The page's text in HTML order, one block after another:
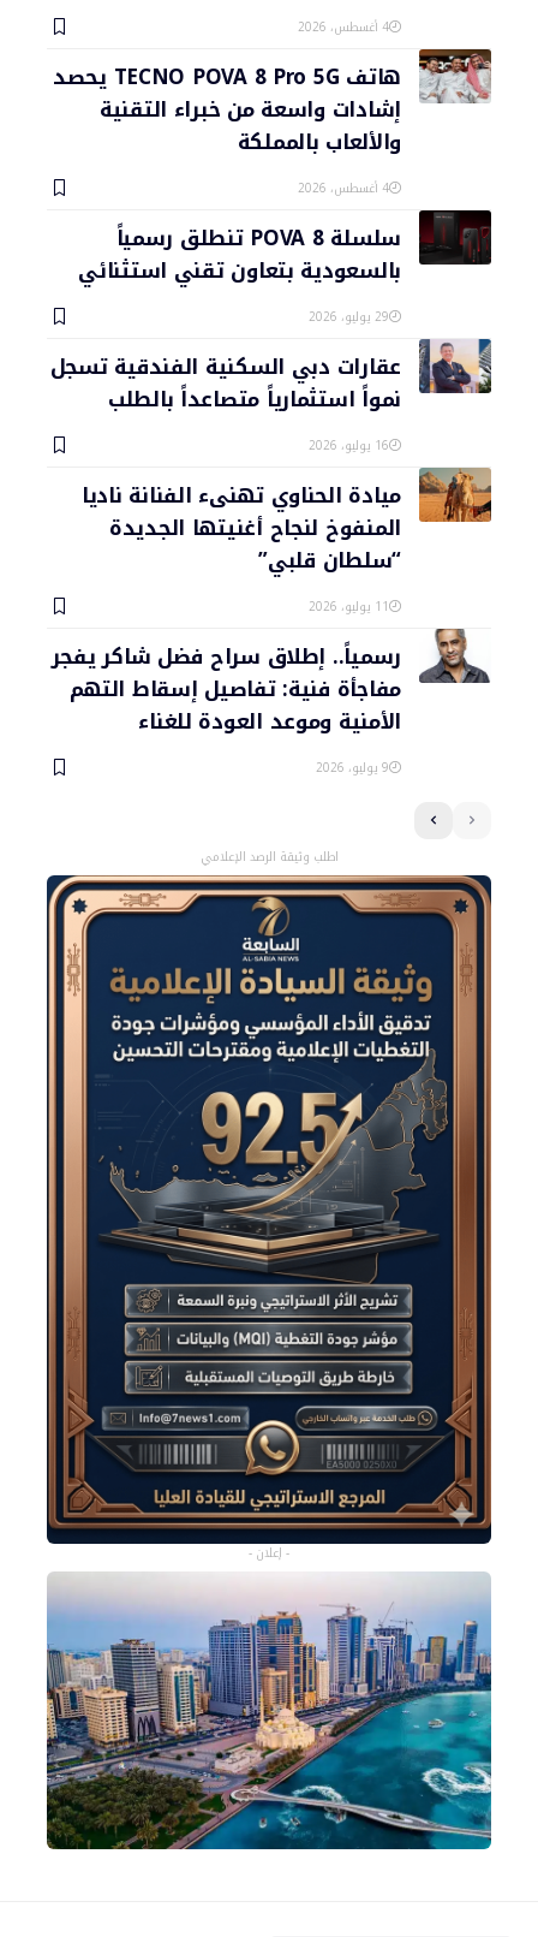
4 أغسطس، 2026
هاتف TECNO POVA 8 Pro 5G يحصد
إشادات واسعة من خبراء التقنية
والألعاب بالمملكة
4 أغسطس، 2026
سلسلة POVA 8 تنطلق رسمياً
بالسعودية بتعاون تقني استثنائي
29 يوليو، 2026
عقارات دبي السكنية الفندقية تسجل
نمواً استثمارياً متصاعداً بالطلب
16 يوليو، 2026
ميادة الحناوي تهنىء الفنانة ناديا
المنفوخ لنجاح أغنيتها الجديدة
“سلطان قلبي”
11 يوليو، 2026
رسمياً.. إطلاق سراح فضل شاكر يفجر
مفاجأة فنية: تفاصيل إسقاط التهم
الأمنية وموعد العودة للغناء
9 يوليو، 2026
اطلب وثيقة الرصد الإعلامي
- إعلان -